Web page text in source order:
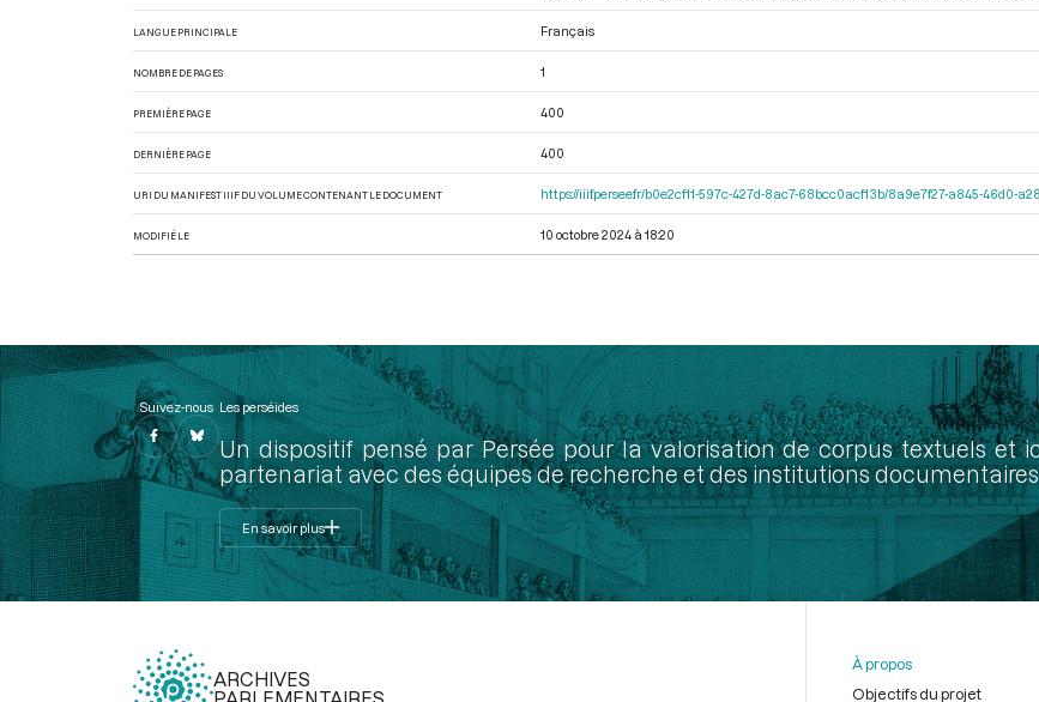
LANGUE PRINCIPALE Français
NOMBRE DE PAGES 1
PREMIÈRE PAGE 400
DERNIÈRE PAGE 400
URI DU MANIFEST IIIF DU VOLUME CONTENANT LE DOCUMENT https://iiif.persee.fr/b0e2cf11-597c-427d-8ac7-68bcc0acf13b/8a9e7f27-a845-46d0-
MODIFIÉ LE 10 octobre 2024 à 18:20
Suivez-nous Les perséides
Un dispositif pensé par Persée pour la valorisation de corpus textuels et
partenariat avec des équipes de recherche et des institutions
En savoir plus
ARCHIVES
À propos
Objectifs du projet